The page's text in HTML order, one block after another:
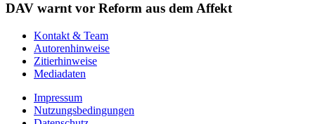
DAV warnt vor Reform aus dem Affekt
Kontakt & Team
Autorenhinweise
Zitierhinweise
Mediadaten
Impressum
Nutzungsbedingungen